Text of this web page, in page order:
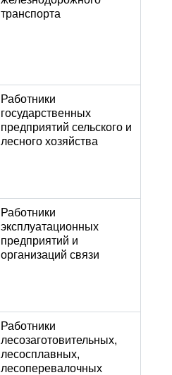
транспорта
Работники
государственных
предприятий сельского и
лесного хозяйства
Работники
эксплуатационных
предприятий и
организаций связи
Работники
лесозаготовительных,
лесосплавных,
лесоперевалочных